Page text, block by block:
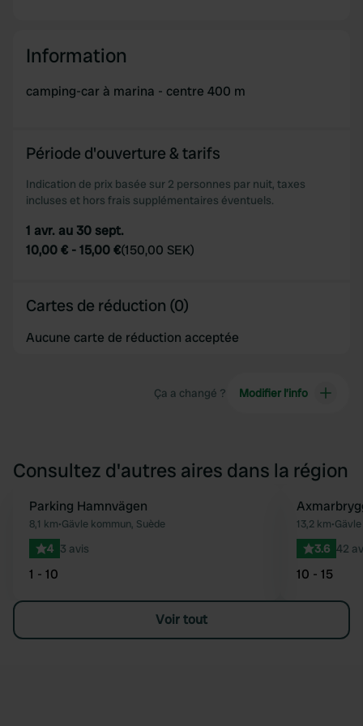
Information
camping-car à marina - centre 400 m
Période d'ouverture & tarifs
Indication de prix basée sur 2 personnes par nuit, taxes
incluses et hors frais supplémentaires éventuels.
1 avr. au 30 sept.
10,00 € -15,00 €(150,00 SEK)
Cartes de réduction (0)
Aucune carte de réduction acceptée
Ça a changé ? Modifier l’info
Consultez d'autres aires dans la région
Préféré
Parking Hamnvägen
8,1 km•Gävle kommun, Suède
4 3 avis
1 - 10
13,2 km•
3.6 42
10 - 15
Voir tout